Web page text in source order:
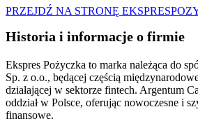
PRZEJDŹ NA STRONĘ
Historia i informacje o firmie
Ekspres Pożyczka to marka należąca do
Sp. z o.o., będącej częścią
działającej w sektorze fintech. Argentum
oddział w Polsce, oferując nowoczesne i
finansowe.